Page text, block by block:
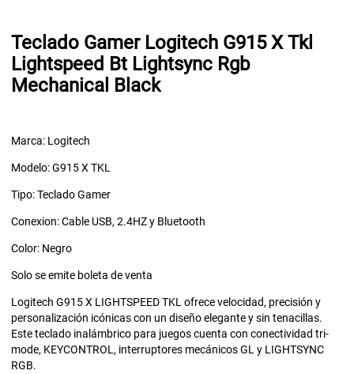
Teclado Gamer Logitech G915 X Tkl
Lightspeed Bt Lightsync Rgb
Mechanical Black
Marca: Logitech
Modelo: G915 X TKL
Tipo: Teclado Gamer
Conexion: Cable USB, 2.4HZ y Bluetooth
Color: Negro
Solo se emite boleta de venta
Logitech G915 X LIGHTSPEED TKL ofrece velocidad, precisión y
personalización icónicas con un diseño elegante y sin tenacillas.
Este teclado inalámbrico para juegos cuenta con conectividad tri-
mode, KEYCONTROL, interruptores mecánicos GL y LIGHTSYNC
RGB.